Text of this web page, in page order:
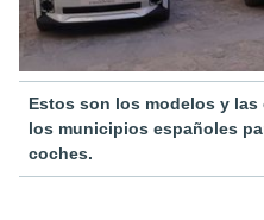
Estos son los modelos y
los municipios españoles
coches.